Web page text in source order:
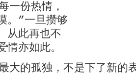
份热情，
。”一旦攒够
从此再也不
情亦如此。
的孤独，不是下了新的